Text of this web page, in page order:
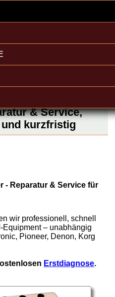
& Service,
kurzfristig
- Reparatur & Service für
wir professionell, schnell
Equipment – unabhängig
Pioneer, Denon, Korg
Erstdiagnose.